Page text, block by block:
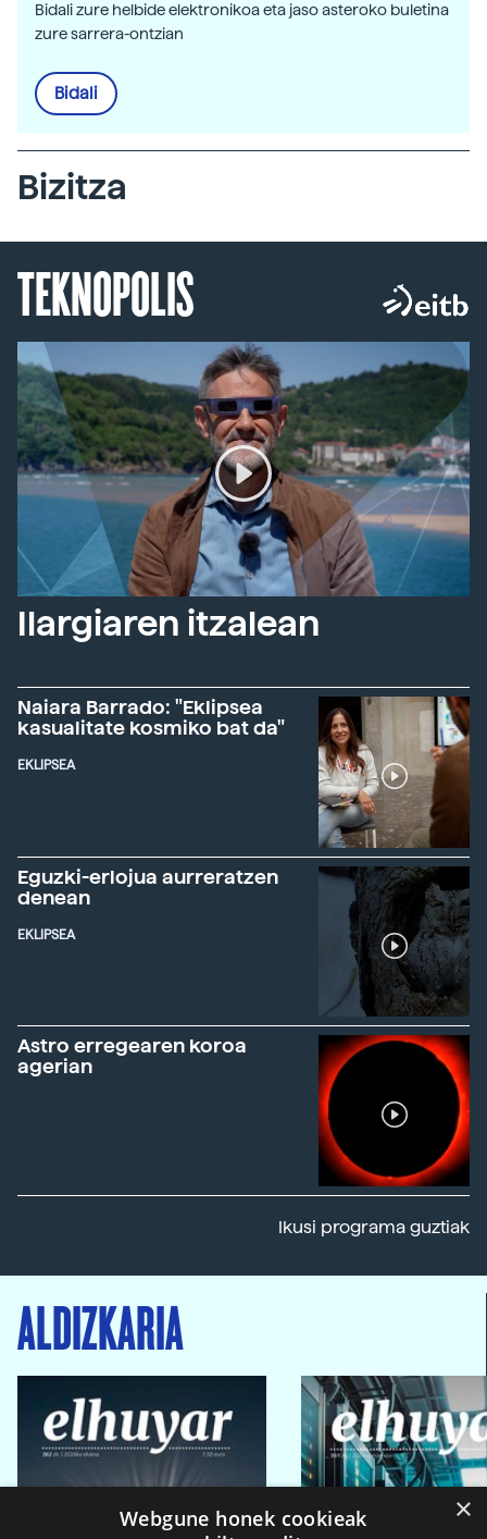
Bidali zure helbide elektronikoa eta jaso asteroko buletina
zure sarrera-ontzian
Bidali
Bizitza
TEKNOPOLIS
Ilargiaren itzalean
Naiara Barrado: "Eklipsea
kasualitate kosmiko bat da"
EKLIPSEA
Eguzki-erlojua aurreratzen
denean
EKLIPSEA
Astro erregearen koroa
agerian
Ikusi programa guztiak
ALDIZKARIA
×
Webgune honek cookieak